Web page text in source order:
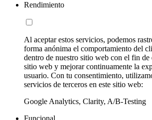
Rendimiento
Al aceptar estos servicios, podemos
forma anónima el comportamiento del
dentro de nuestro sitio web con el fin
sitio web y mejorar continuamente la
usuario. Con tu consentimiento,
servicios de terceros en este sitio web:
Google Analytics, Clarity, A/B-Testing
Funcional